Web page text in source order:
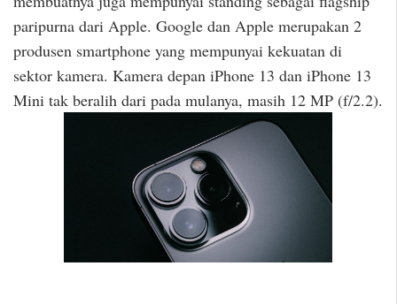
paripurna dari Apple. Google dan Apple merupakan 2
produsen smartphone yang mempunyai kekuatan di
sektor kamera. Kamera depan iPhone 13 dan iPhone 13
Mini tak beralih dari pada mulanya, masih 12 MP (f/2.2).